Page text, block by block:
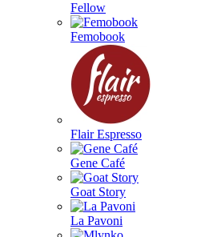
Fellow
Femobook
Flair Espresso
Gene Café
Goat Story
La Pavoni